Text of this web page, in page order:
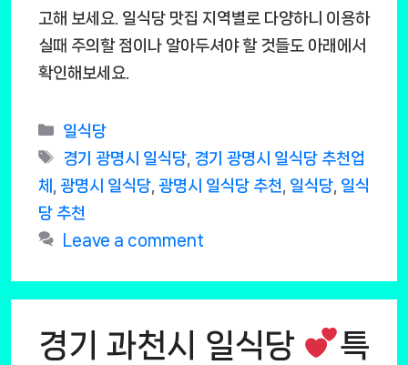
고해 보세요. 일식당 맛집 지역별로 다양하니 이용하
실때 주의할 점이나 알아두셔야 할 것들도 아래에서
확인해보세요.
Categories
일식당
Tags
경기 광명시 일식당 경기 광명시 일식당 추천업
체
광명시 일식당 광명시 일식당 추천 일식당 일식
당 추천
Leave a comment
경기 과천시 일식당
특